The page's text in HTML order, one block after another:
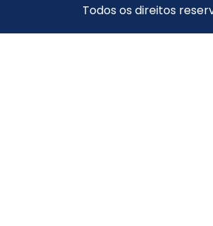
Todos os direitos